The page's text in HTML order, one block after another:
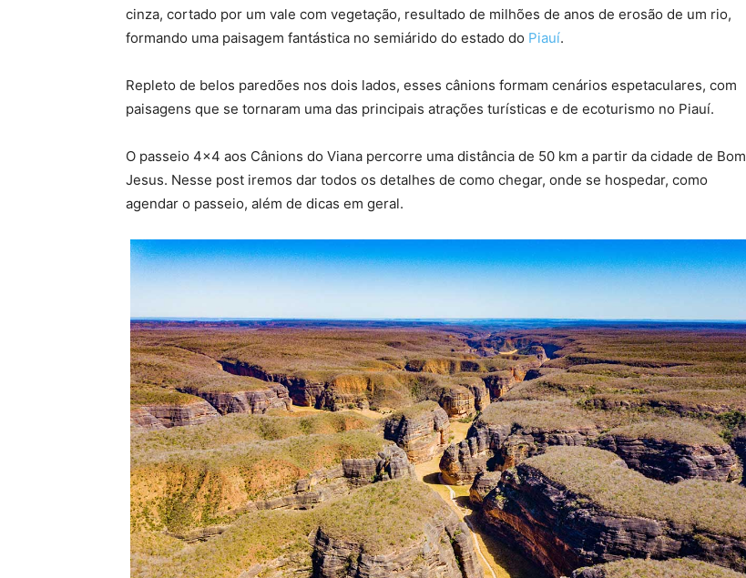
cinza, cortado por um vale com vegetação, resultado de milhões de anos de erosão de um rio,
formando uma paisagem fantástica no semiárido do estado do Piauí.
Repleto de belos paredões nos dois lados, esses cânions formam cenários espetaculares, com
paisagens que se tornaram uma das principais atrações turísticas e de ecoturismo no Piauí.
O passeio 4×4 aos Cânions do Viana percorre uma distância de 50 km a partir da cidade de Bom
Jesus. Nesse post iremos dar todos os detalhes de como chegar, onde se hospedar, como
agendar o passeio, além de dicas em geral.